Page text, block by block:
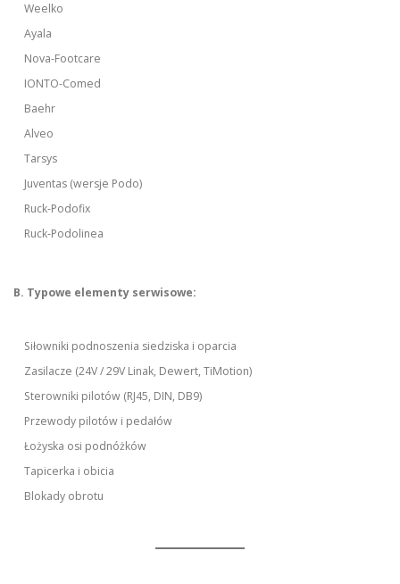
Weelko
Ayala
Nova-Footcare
IONTO-Comed
Baehr
Alveo
Tarsys
Juventas (wersje Podo)
Ruck-Podofix
Ruck-Podolinea
B. Typowe elementy serwisowe:
Siłowniki podnoszenia siedziska i oparcia
Zasilacze (24V / 29V Linak, Dewert, TiMotion)
Sterowniki pilotów (RJ45, DIN, DB9)
Przewody pilotów i pedałów
Łożyska osi podnóżków
Tapicerka i obicia
Blokady obrotu